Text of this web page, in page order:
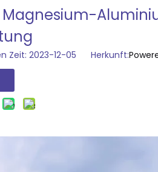
Zeit: 2023-12-05 Herkunft: